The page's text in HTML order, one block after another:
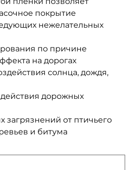
покрытие
нежелательных
по причине
на дорогах
солнца, дождя,
дорожных
загрязнений от птичьего
и битума